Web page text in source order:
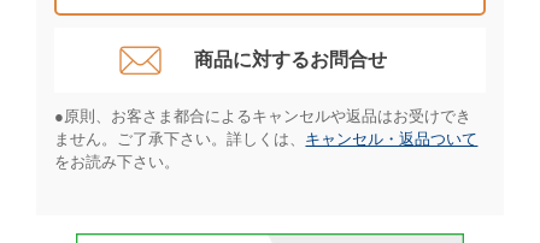
商品に対するお問合せ​
●原則、お客さま都合によるキャンセルや返品はお受けでき
ません。ご了承下さい。詳しくは、 キャンセル・返品ついて
をお読み下さい。​